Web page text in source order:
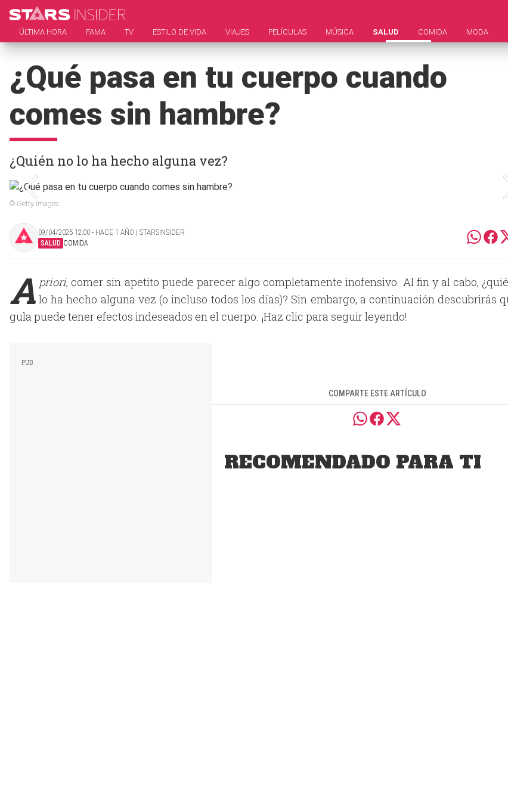
ÚLTIMA HORA FAMA TV ESTILO DE VIDA VIAJES PELÍCULAS MÚSICA SALUD COMIDA MODA
¿Qué pasa en tu cuerpo cuando
comes sin hambre?
¿Quién no lo ha hecho alguna vez?
© Getty Images
09/04/2025 12:00 ‧ HACE 1 AÑO | STARSINSIDER
SALUD COMIDA
A priori, comer sin apetito puede parecer algo completamente inofensivo. Al fin y al cabo,
lo ha hecho alguna vez (o incluso todos los días)? Sin embargo, a continuación descubrirás
gula puede tener efectos indeseados en el cuerpo. ¡Haz clic para seguir leyendo!
COMPARTE ESTE ARTÍCULO
RECOMENDADO PARA TI